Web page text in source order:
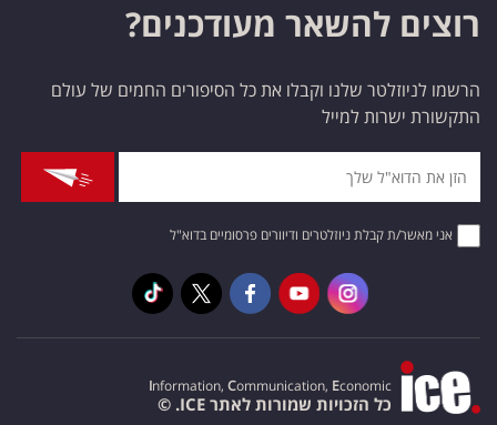
רוצים להשאר מעודכנים?
הרשמו לניוזלטר שלנו וקבלו את כל הסיפורים החמים של עולם
התקשורת ישרות למייל
אני מאשר/ת קבלת ניוזלטרים ודיוורים פרסומיים בדוא"ל
Information, Communication, Economic
כל הזכויות שמורות לאתר ICE. ©